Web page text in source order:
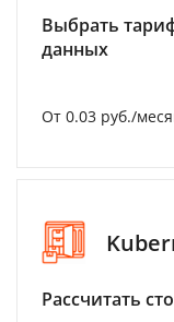
Выбрать
данных
От 0.03 руб./
Рассчитать